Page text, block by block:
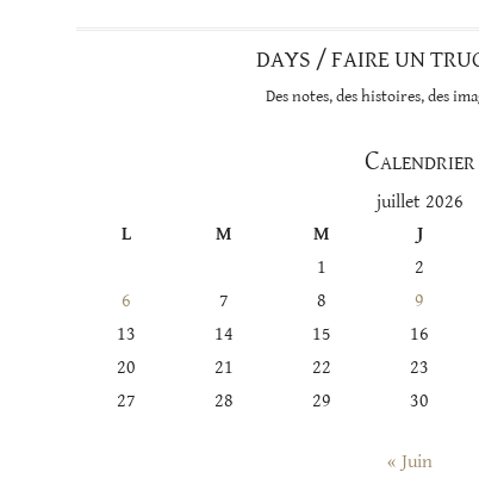
DAYS / FAIRE UN
Des notes, des histoires, des
Calendrier
juillet 2026
L
M M J
1
2
6
7 8 9
13
14 15 16
20
21 22 23
27
28 29 30
« Juin